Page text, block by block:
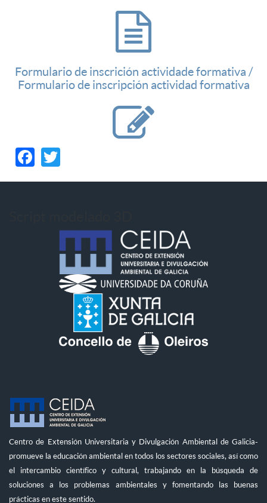
Formulario de inscrición actividade formativa /
Formulario de inscripción actividad formativa
Facebook
Centro de Extensión Universitaria y Divulgación Ambiental de Galicia-
promueve la educación ambiental en todos los sectores sociales, así como
el intercambio científico y cultural, trabajando en la búsqueda de
soluciones a los problemas ambientales y fomentando las buenas
prácticas en este sentido.